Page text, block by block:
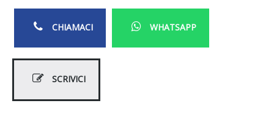
CHIAMACI WHATSAPP
SCRIVICI